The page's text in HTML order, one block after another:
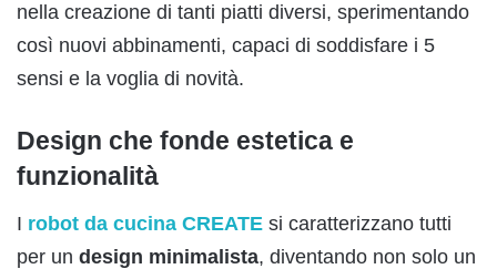
nella creazione di tanti piatti diversi, sperimentando
così nuovi abbinamenti, capaci di soddisfare i 5
sensi e la voglia di novità.
Design che fonde estetica e
funzionalità
I robot da cucina CREATE si caratterizzano tutti
per un design minimalista, diventando non solo un